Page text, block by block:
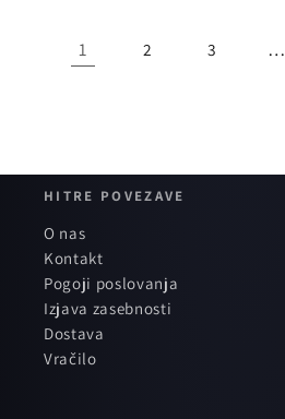
1 2 3 …
HITRE POVEZAVE
O nas
Kontakt
Pogoji poslovanja
Izjava zasebnosti
Dostava
Vračilo